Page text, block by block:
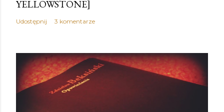
YELLOWSTONE]
Udostępnij 3 komentarze